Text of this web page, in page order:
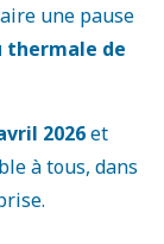
une pause
thermale de
2026et
à tous, dans